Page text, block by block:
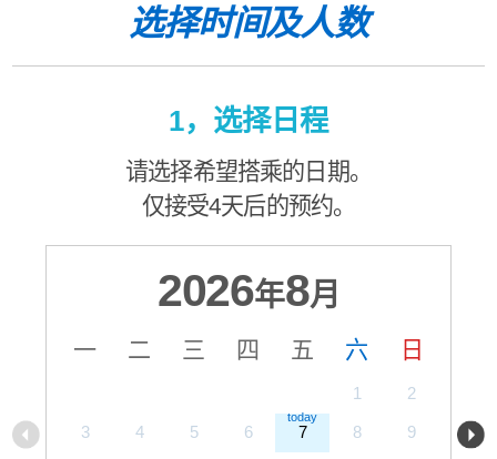
选择时间及人数
1，选择日程
请选择希望搭乘的日期。
仅接受4天后的预约。
2026年8月
一 二 三 四 五 六 日
1 2
3 4 5 6 7 8 9